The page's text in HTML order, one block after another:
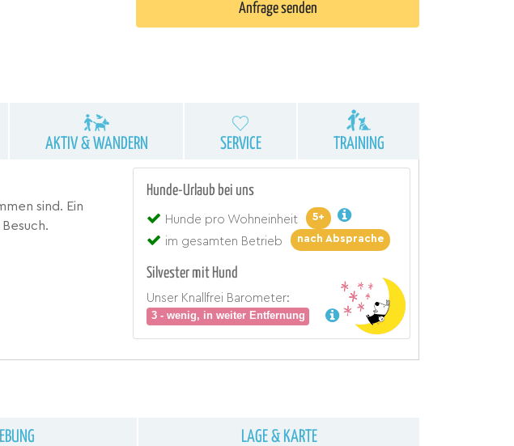
Anfrage senden
AKTIV & WANDERN SERVICE TRAINING
sind. Ein
Hunde-Urlaub bei uns
Hunde pro Wohneinheit 5+
im gesamten Betrieb nach Absprache
Silvester mit Hund
Unser Knallfrei Barometer:
3 - wenig, in weiter Entfernung
LAGE & KARTE